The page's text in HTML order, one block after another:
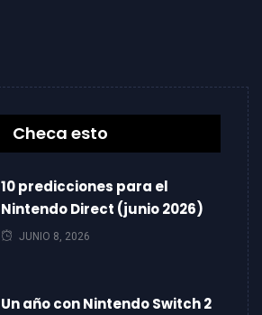
Checa esto
10 predicciones para el
Nintendo Direct (junio 2026)
JUNIO 8, 2026
Un año con Nintendo Switch 2